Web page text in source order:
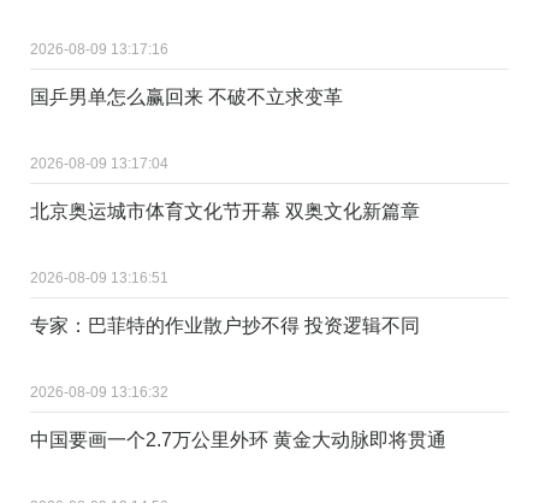
2026-08-09 13:17:16
国乒男单怎么赢回来 不破不立求变革
2026-08-09 13:17:04
北京奥运城市体育文化节开幕 双奥文化新篇章
2026-08-09 13:16:51
专家：巴菲特的作业散户抄不得 投资逻辑不同
2026-08-09 13:16:32
中国要画一个2.7万公里外环 黄金大动脉即将贯通